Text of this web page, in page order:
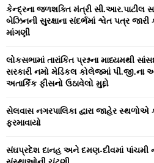
o
r
:
કેન્‍દ્રના જળશક્‍તિ મંત્રી સી.આર.પાટીલ
બેઝિનની સુરક્ષાના સંદર્ભમાં શ્વેત પત્ર
માંગણી
લોકસભામાં તારાંકિત પ્રશ્નના માધ્‍યમથી
સરકારી નમો મેડિકલ કોલેજમાં
અતાર્કિક ફીસનો ઉઠાવેલો મુદ્દો
સેલવાસ નગરપાલિકા દ્વારા જાહેર
ફરમાવાયો
સંઘપ્રદેશ દાનહ અને દમણ-દીવમાં પાંચમી